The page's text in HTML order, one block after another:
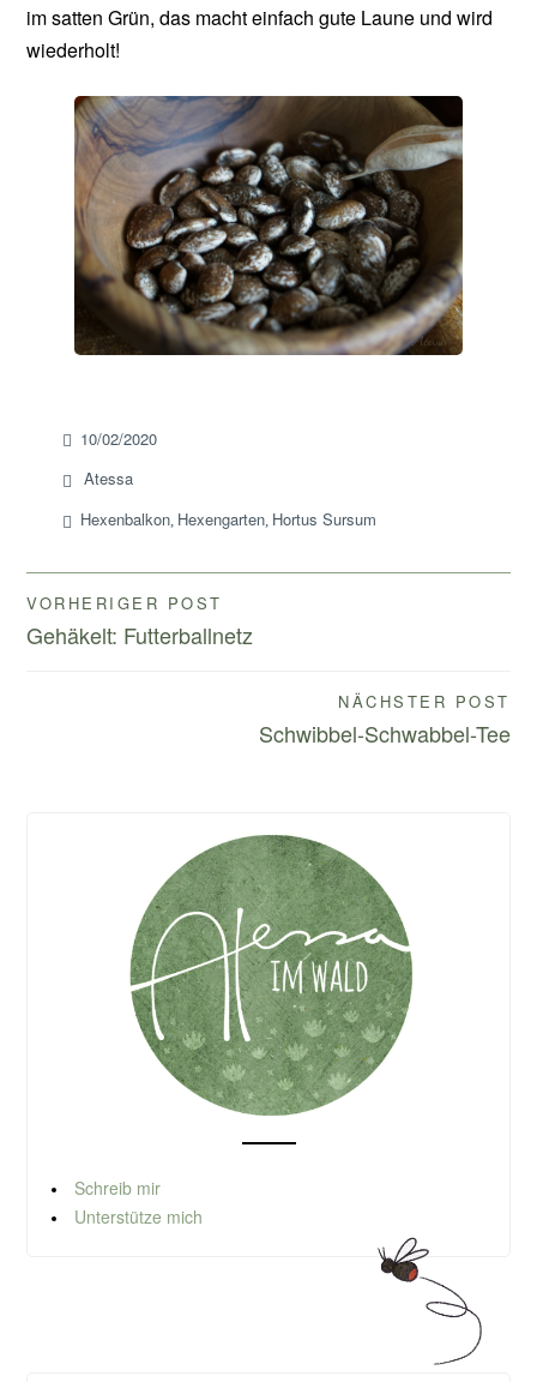
im satten Grün, das macht einfach gute Laune und wird
wiederholt!
10/02/2020
Atessa
Hexenbalkon, Hexengarten, Hortus Sursum
Beitragsnavigation
VORHERIGER POST
Gehäkelt: Futterballnetz
NÄCHSTER POST
Schwibbel-Schwabbel-Tee
Schreib mir
Unterstütze mich